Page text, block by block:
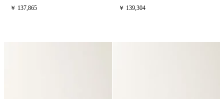
￥ 137,865 ￥ 139,304